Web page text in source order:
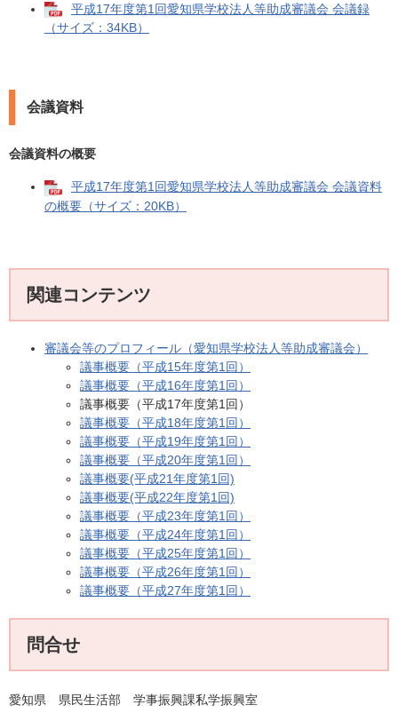
平成17年度第1回愛知県学校法人等助成審議会 会議録
（サイズ：34KB）
会議資料
会議資料の概要
平成17年度第1回愛知県学校法人等助成審議会 会議資料
の概要（サイズ：20KB）
関連コンテンツ
審議会等のプロフィール（愛知県学校法人等助成審議会）
議事概要（平成15年度第1回）
議事概要（平成16年度第1回）
議事概要（平成17年度第1回）
議事概要（平成18年度第1回）
議事概要（平成19年度第1回）
議事概要（平成20年度第1回）
議事概要(平成21年度第1回)
議事概要(平成22年度第1回)
議事概要（平成23年度第1回）
議事概要（平成24年度第1回）
議事概要（平成25年度第1回）
議事概要（平成26年度第1回）
議事概要（平成27年度第1回）
問合せ
愛知県 県民生活部 学事振興課私学振興室